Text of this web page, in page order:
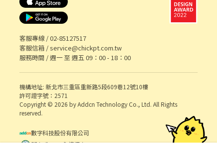
客服專線 /02-85127517
客服信箱 /service@chickpt.com.tw
服務時間 / 週一 至 週五 09：00 - 18：00
機構地址: 新北市三重區重新路5段609巷12號10樓
許可證字號：2571
Copyright © 2026 by Addcn Technology Co., Ltd. All Rights
reserved.
數字科技股份有限公司
鄧白氏 ESG 永續標章